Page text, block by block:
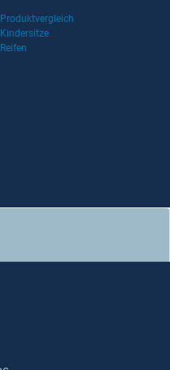
Produktvergleich
Kindersitze
Reifen